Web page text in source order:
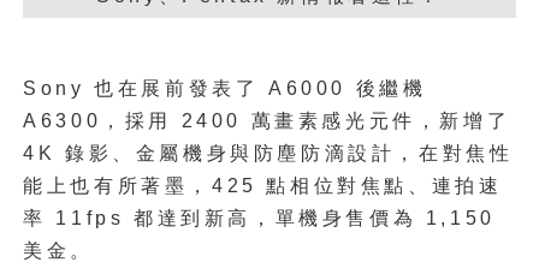
Sony 也在展前發表了 A6000 後繼機
A6300，採用 2400 萬畫素感光元件，新增了
4K 錄影、金屬機身與防塵防滴設計，在對焦性
能上也有所著墨，425 點相位對焦點、連拍速
率 11fps 都達到新高，單機身售價為 1,150
美金。